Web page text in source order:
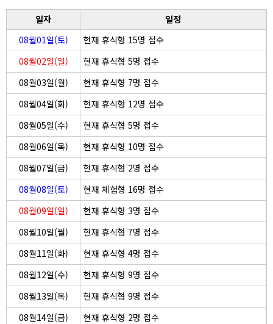
일자
일정
08월01일(토)
현재 휴식형 15명 접수
08월02일(일)
현재 휴식형 5명 접수
08월03일(월)
현재 휴식형 7명 접수
08월04일(화)
현재 휴식형 12명 접수
08월05일(수)
현재 휴식형 5명 접수
08월06일(목)
현재 휴식형 10명 접수
08월07일(금)
현재 휴식형 2명 접수
08월08일(토)
현재 체험형 16명 접수
08월09일(일)
현재 휴식형 3명 접수
08월10일(월)
현재 휴식형 7명 접수
08월11일(화)
현재 휴식형 4명 접수
08월12일(수)
현재 휴식형 9명 접수
08월13일(목)
현재 휴식형 9명 접수
08월14일(금)
현재 휴식형 2명 접수